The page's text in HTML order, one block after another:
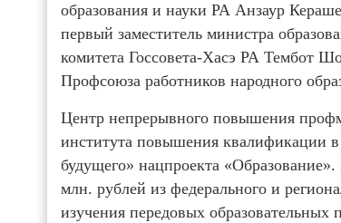
образования и науки РА Анзаур
первый заместитель министра
комитета Госсовета-Хасэ РА Тембот
Профсоюза работников народного
Центр непрерывного повышения
института повышения квалификации в
будущего» нацпроекта
млн. рублей из федерального и
изучения передовых